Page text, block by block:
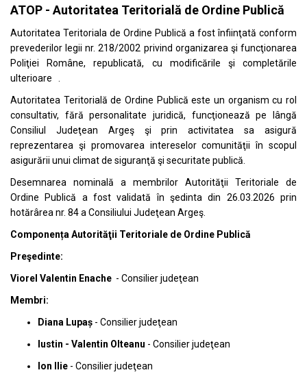
ATOP - Autoritatea Teritorială de Ordine Publică
Autoritatea Teritoriala de Ordine Publică a fost înfiinţată conform
prevederilor legii nr. 218/2002 privind organizarea şi funcţionarea
Poliţiei Române, republicată, cu modificările şi completările
ulterioare .
Autoritatea Teritorială de Ordine Publică este un organism cu rol
consultativ, fără personalitate juridică, funcţionează pe lângă
Consiliul Judeţean Argeş şi prin activitatea sa asigură
reprezentarea şi promovarea intereselor comunităţii în scopul
asigurării unui climat de siguranţă şi securitate publică.
Desemnarea nominală a membrilor Autorităţii Teritoriale de
Ordine Publică a fost validată în şedinta din 26.03.2026 prin
hotărârea nr. 84 a Consiliului Judeţean Argeş.
Componența Autorităţii Teritoriale de Ordine Publică
Preşedinte:
Viorel Valentin Enache - Consilier judeţean
Membri:
Diana Lupaș - Consilier judeţean
Iustin - Valentin Olteanu - Consilier judeţean
Ion Ilie - Consilier judeţean